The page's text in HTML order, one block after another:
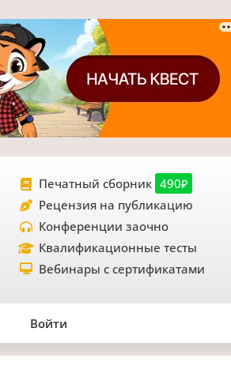
Печатный сборник 490₽
Рецензия на публикацию
Конференции заочно
Квалификационные тесты
Вебинары с сертификатами
Войти